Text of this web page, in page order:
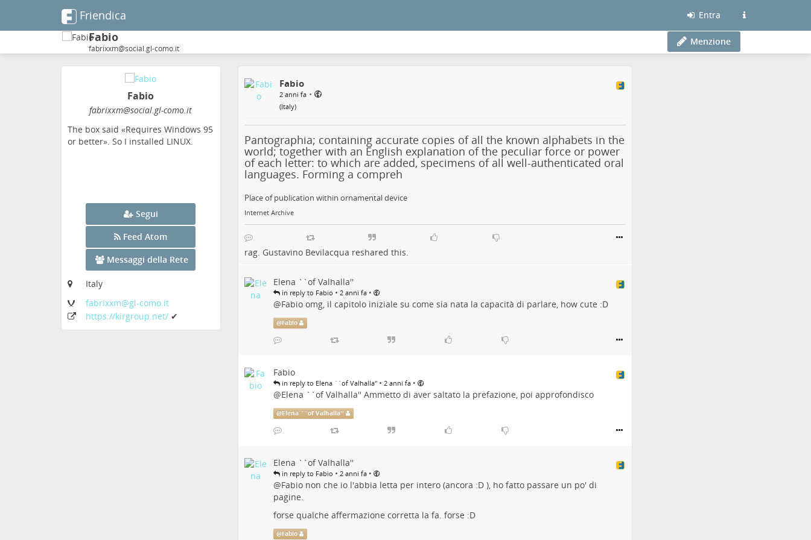
Friendica Entra
Fabio
fabrixxm@social.gl-como.it
Menzione
Fabio
fabrixxm@social.gl-como.it
The box said «Requires Windows 95
or better». So I installed LINUX.
Segui
Feed Atom
Messaggi della Rete
Italy
fabrixxm@gl-como.it
https://kirgroup.net/ ✔
Fabio
2 anni fa •
(Italy)
Pantographia; containing accurate copies of all the known alphabets in the
world; together with an English explanation of the peculiar force or power
of each letter: to which are added, specimens of all well-authenticated oral
languages. Forming a compreh
Place of publication within ornamental device
Internet Archive
rag. Gustavino Bevilacqua reshared this.
Elena ``of Valhalla''
in reply to Fabio • 2 anni fa •
@Fabioomg, il capitolo iniziale su come sia nata la capacità di parlare, how cute :D
@Fabio
Fabio
in reply to Elena ``of Valhalla'' • 2 anni fa •
@Elena ``of Valhalla''Ammetto di aver saltato la prefazione, poi approfondisco
@Elena ``of Valhalla''
Elena ``of Valhalla''
in reply to Fabio • 2 anni fa •
@Fabionon che io l'abbia letta per intero (ancora :D ), ho fatto passare un po' di
pagine.
forse qualche affermazione corretta la fa. forse :D
@Fabio